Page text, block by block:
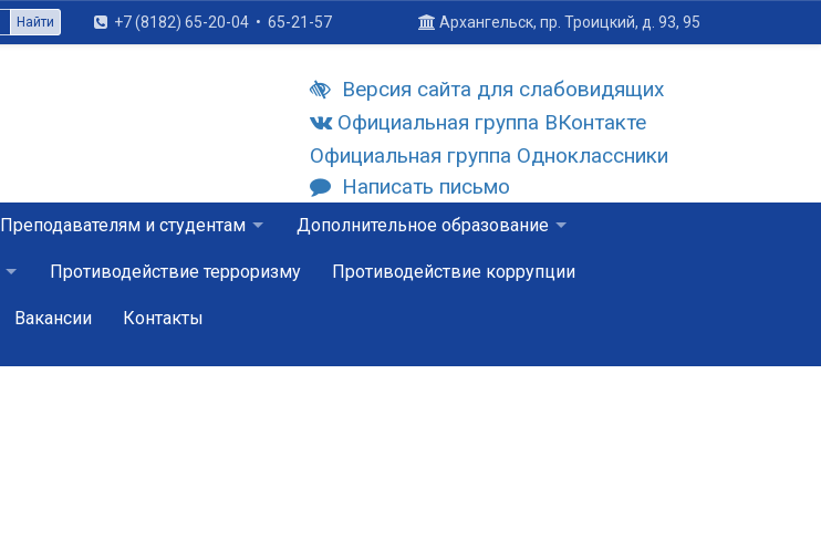
Найти +7 (8182) 65-20-04 • 65-21-57 Архангельск, пр. Троицкий, д. 93, 95
Версия сайта для слабовидящих
Официальная группа ВКонтакте
Официальная группа Одноклассники
Написать письмо
Преподавателям и студентам Дополнительное образование
Противодействие терроризму Противодействие коррупции
Вакансии
Контакты